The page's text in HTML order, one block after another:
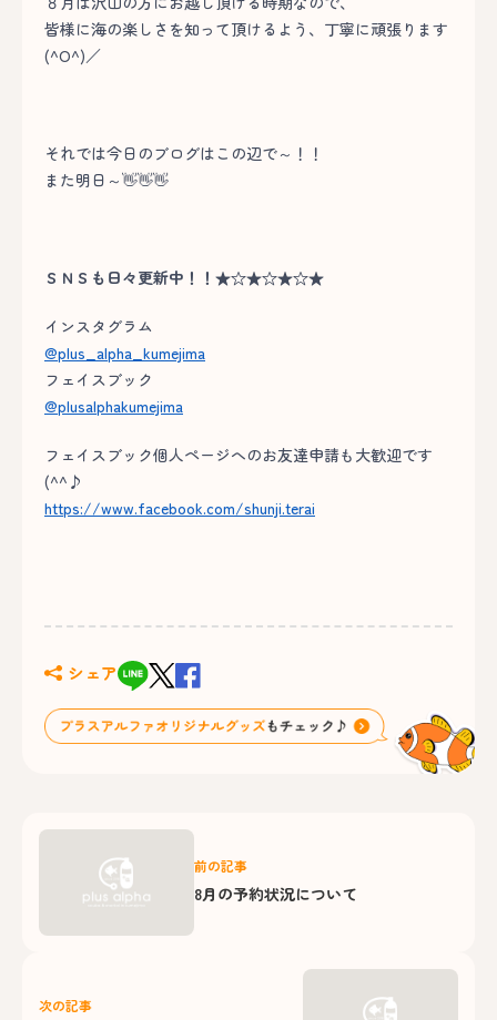
皆様に海の楽しさを知って頂けるよう、丁寧に頑張ります
(^O^)／
それでは今日のブログはこの辺で～！！
また明日～👋👋👋
ＳＮＳも日々更新中！！★☆★☆★☆★
インスタグラム
@plus_alpha_kumejima
フェイスブック
@plusalphakumejima
フェイスブック個人ページへのお友達申請も大歓迎です
(^^♪
https://www.facebook.com/shunji.terai
シェア
前の記事
8月の予約状況について
次の記事